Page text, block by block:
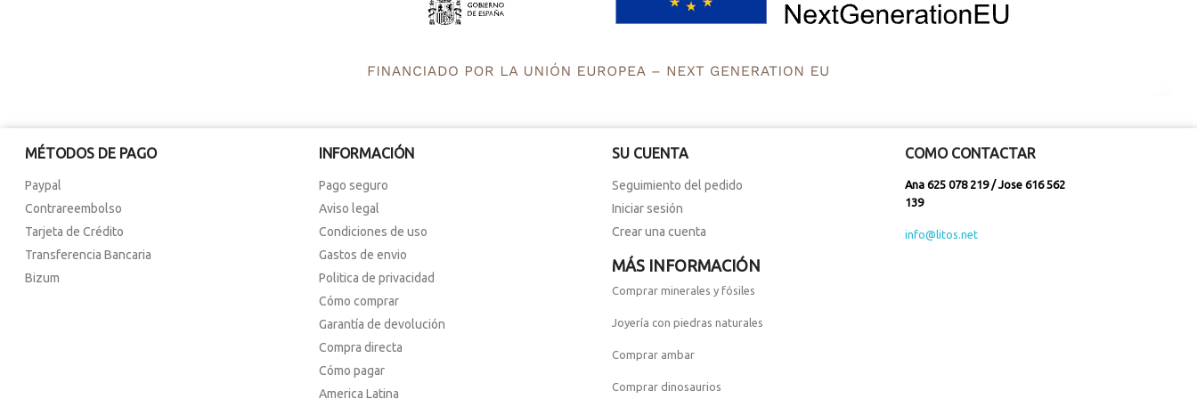
MÉTODOS DE PAGO
Paypal
Contrareembolso
Tarjeta de Crédito
Transferencia Bancaria
Bizum
INFORMACIÓN
Pago seguro
Aviso legal
Condiciones de uso
Gastos de envio
Politica de privacidad
Cómo comprar
Garantía de devolución
Compra directa
Cómo pagar
America Latina
SU CUENTA
Seguimiento del pedido
Iniciar sesión
Crear una cuenta
COMO CONTACTAR
Ana 625 078 219 / Jose 616 562
139
info@litos.net
MÁS INFORMACIÓN
Comprar minerales y fósiles
Joyería con piedras naturales
Comprar ambar
Comprar dinosaurios